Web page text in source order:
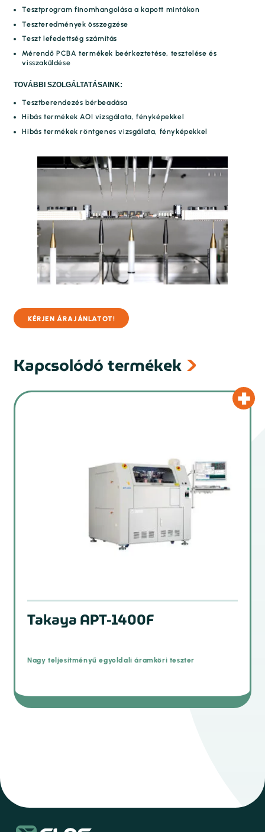
Tesztprogram finomhangolása a kapott mintákon
Teszteredmények összegzése
Teszt lefedettség számítás
Mérendő PCBA termékek beérkeztetése, tesztelése és
visszaküldése
TOVÁBBI SZOLGÁLTATÁSAINK:
Tesztberendezés bérbeadása
Hibás termékek AOI vizsgálata, fényképekkel
Hibás termékek röntgenes vizsgálata, fényképekkel
KÉRJEN ÁRAJÁNLATOT!
Kapcsolódó termékek
Takaya APT-1400F
Nagy teljesítményű egyoldali áramköri teszter